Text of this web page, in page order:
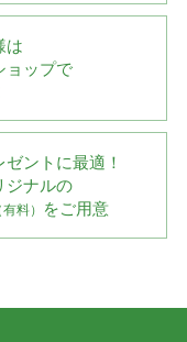
は
ョップで
ントに最適！
ジナルの
有料） をご用意